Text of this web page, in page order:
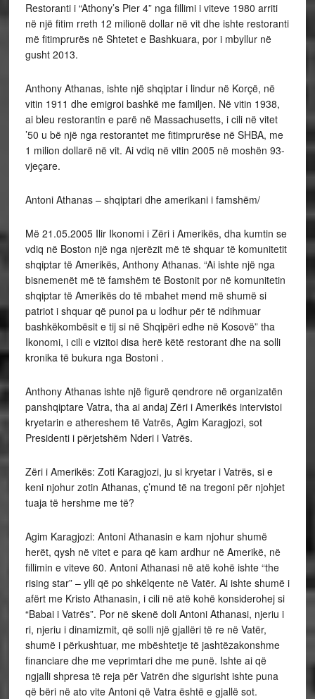
Restoranti i “Athony’s Pier 4” nga fillimi i viteve 1980 arriti
në një fitim rreth 12 milionë dollar në vit dhe ishte restoranti
më fitimprurës në Shtetet e Bashkuara, por i mbyllur në
gusht 2013.
Anthony Athanas, ishte një shqiptar i lindur në Korçë, në
vitin 1911 dhe emigroi bashkë me familjen. Në vitin 1938,
ai bleu restorantin e parë në Massachusetts, i cili në vitet
’50 u bë një nga restorantet me fitimprurëse në SHBA, me
1 milion dollarë në vit. Ai vdiq në vitin 2005 në moshën 93-
vjeçare.
Antoni Athanas – shqiptari dhe amerikani i famshëm/
Më 21.05.2005 Ilir Ikonomi i Zëri i Amerikës, dha kumtin se
vdiq në Boston një nga njerëzit më të shquar të komunitetit
shqiptar të Amerikës, Anthony Athanas. “Ai ishte një nga
bisnemenët më të famshëm të Bostonit por në komunitetin
shqiptar të Amerikës do të mbahet mend më shumë si
patriot i shquar që punoi pa u lodhur për të ndihmuar
bashkëkombësit e tij si në Shqipëri edhe në Kosovë” tha
Ikonomi, i cili e vizitoi disa herë këtë restorant dhe na solli
kronika të bukura nga Bostoni .
Anthony Athanas ishte një figurë qendrore në organizatën
panshqiptare Vatra, tha ai andaj Zëri i Amerikës intervistoi
kryetarin e athereshem të Vatrës, Agim Karagjozi, sot
Presidenti i përjetshëm Nderi i Vatrës.
Zëri i Amerikës: Zoti Karagjozi, ju si kryetar i Vatrës, si e
keni njohur zotin Athanas, ç’mund të na tregoni për njohjet
tuaja të hershme me të?
Agim Karagjozi: Antoni Athanasin e kam njohur shumë
herët, qysh në vitet e para që kam ardhur në Amerikë, në
fillimin e viteve 60. Antoni Athanasi në atë kohë ishte “the
rising star” – ylli që po shkëlqente në Vatër. Ai ishte shumë i
afërt me Kristo Athanasin, i cili në atë kohë konsiderohej si
“Babai i Vatrës”. Por në skenë doli Antoni Athanasi, njeriu i
ri, njeriu i dinamizmit, që solli një gjallëri të re në Vatër,
shumë i përkushtuar, me mbështetje të jashtëzakonshme
financiare dhe me veprimtari dhe me punë. Ishte ai që
ngjalli shpresa të reja për Vatrën dhe sigurisht ishte puna
që bëri në ato vite Antoni që Vatra është e gjallë sot.